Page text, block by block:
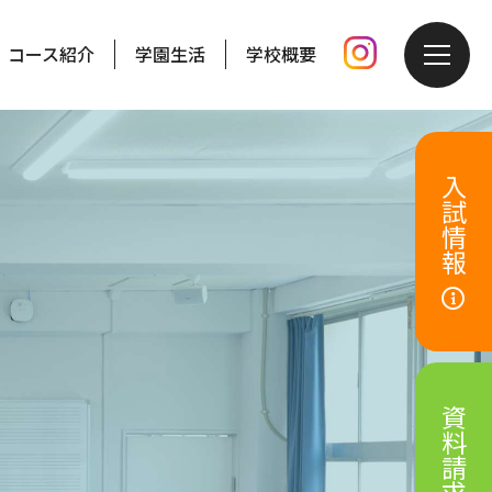
コース紹介 学園生活 学校概要
入試情報
資料請求